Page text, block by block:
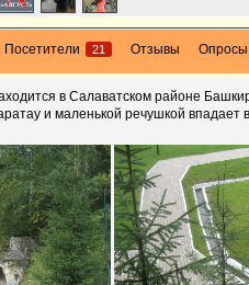
Посетители 21 Отзывы Опросы
в Салаватском районе
и маленькой речушкой